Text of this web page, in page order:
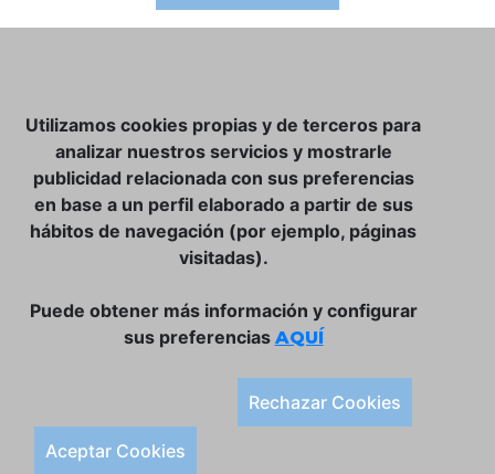
CLUB VINATER
CONTACTO
TIENDA ONLINE:
Plaça de la Llibertat, 22, 07760 Ciutadella
Tlf. 971 93 78 75
Utilizamos cookies propias y de terceros para
analizar nuestros servicios y mostrarle
publicidad relacionada con sus preferencias
en base a un perfil elaborado a partir de sus
hábitos de navegación (por ejemplo, páginas
visitadas).
Puede obtener más información y configurar
sus preferencias AQUÍ
Rechazar Cookies
Aceptar Cookies